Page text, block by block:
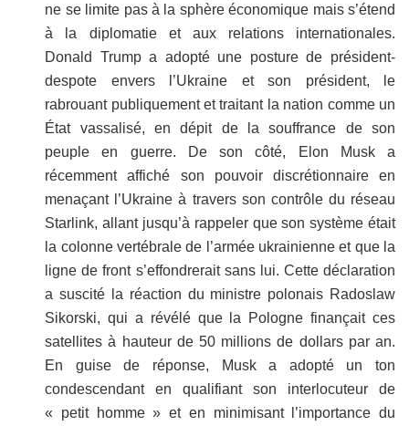
ne se limite pas à la sphère économique mais s’étend
à la diplomatie et aux relations internationales.
Donald Trump a adopté une posture de président-
despote envers l’Ukraine et son président, le
rabrouant publiquement et traitant la nation comme un
État vassalisé, en dépit de la souffrance de son
peuple en guerre. De son côté, Elon Musk a
récemment affiché son pouvoir discrétionnaire en
menaçant l’Ukraine à travers son contrôle du réseau
Starlink, allant jusqu’à rappeler que son système était
la colonne vertébrale de l’armée ukrainienne et que la
ligne de front s’effondrerait sans lui. Cette déclaration
a suscité la réaction du ministre polonais Radoslaw
Sikorski, qui a révélé que la Pologne finançait ces
satellites à hauteur de 50 millions de dollars par an.
En guise de réponse, Musk a adopté un ton
condescendant en qualifiant son interlocuteur de
« petit homme » et en minimisant l’importance du